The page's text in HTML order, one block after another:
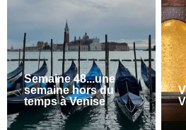
Semaine 48...une
semaine hors du
temps à Venise